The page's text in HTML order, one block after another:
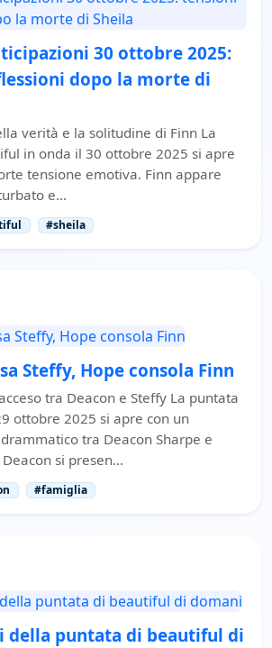
30 ottobre 2025:
dopo la morte di
verità e la solitudine di Finn La
in onda il 30 ottobre 2025 si apre
tensione emotiva. Finn appare
e…
#sheila
Steffy, Hope consola Finn
tra Deacon e Steffy La puntata
ottobre 2025 si apre con un
tra Deacon Sharpe e
si presen…
#famiglia
della puntata di beautiful di